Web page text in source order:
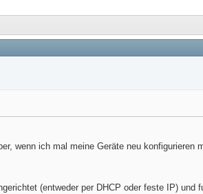
wenn ich mal meine Geräte neu konfigurieren
(entweder per DHCP oder feste IP) und